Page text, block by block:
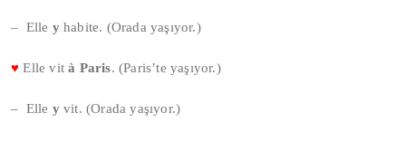
– Elle yhabite. (Orada yaşıyor.)
♥ Elle vità Paris. (Paris’te yaşıyor.)
– Elle yvit. (Orada yaşıyor.)